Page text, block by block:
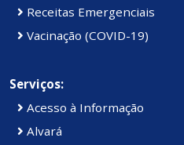
Receitas Emergenciais
Vacinação (COVID-19)
Serviços:
Acesso à Informação
Alvará